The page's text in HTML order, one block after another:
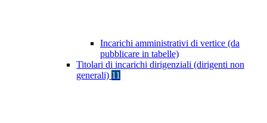
Incarichi amministrativi di vertice (da
pubblicare in tabelle)
Titolari di incarichi dirigenziali (dirigenti non
generali) 11